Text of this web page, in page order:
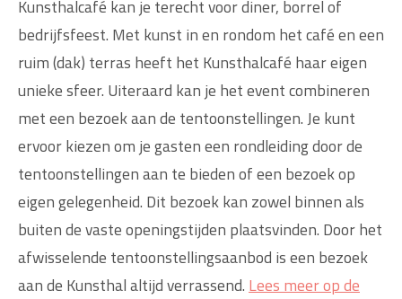
Kunsthalcafé kan je terecht voor diner, borrel of
bedrijfsfeest. Met kunst in en rondom het café en een
ruim (dak) terras heeft het Kunsthalcafé haar eigen
unieke sfeer. Uiteraard kan je het event combineren
met een bezoek aan de tentoonstellingen. Je kunt
ervoor kiezen om je gasten een rondleiding door de
tentoonstellingen aan te bieden of een bezoek op
eigen gelegenheid. Dit bezoek kan zowel binnen als
buiten de vaste openingstijden plaatsvinden. Door het
afwisselende tentoonstellingsaanbod is een bezoek
aan de Kunsthal altijd verrassend. Lees meer op de